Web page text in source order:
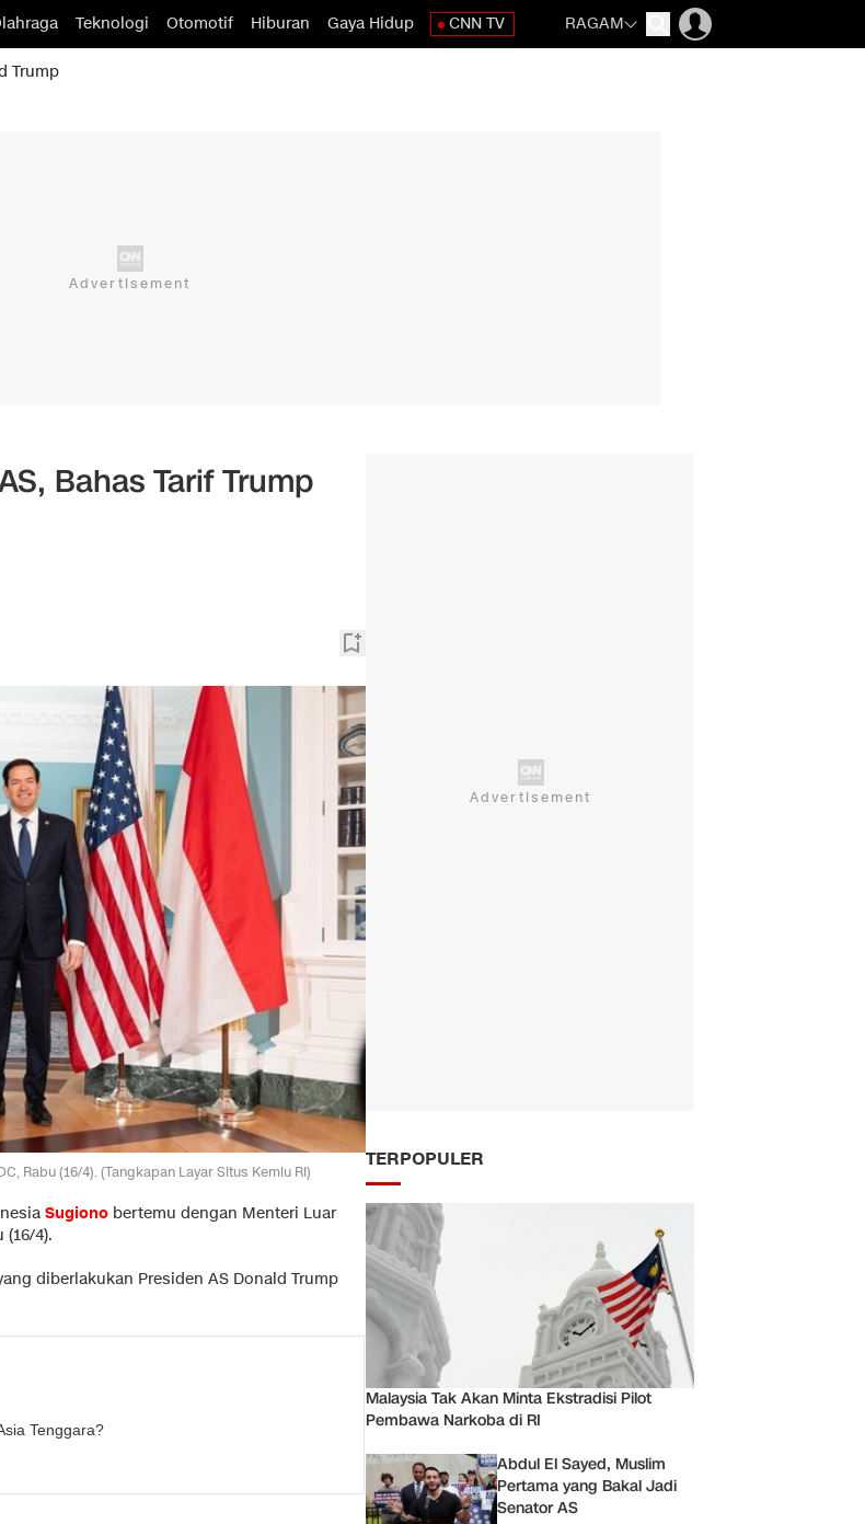
Teknologi Otomotif Hiburan Gaya Hidup CNN TV RAGAM
Trump
Bahas Tarif Trump
Rabu (16/4). (Tangkapan Layar Situs Kemlu RI)
Sugiono bertemu dengan Menteri Luar
4).
diberlakukan Presiden AS Donald Trump
Tenggara?
TERPOPULER
Malaysia Tak Akan Minta Ekstradisi Pilot
Pembawa Narkoba di RI
Abdul El Sayed, Muslim
Pertama yang Bakal Jadi
Senator AS